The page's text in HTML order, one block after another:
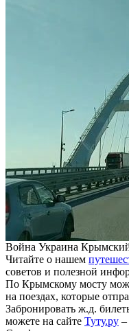
Война Украина
Читайте о нашем
советов и полезной
По Крымскому мосту
на поездах, которые
Забронировать ж.д.
можете на сайте Туту.ру